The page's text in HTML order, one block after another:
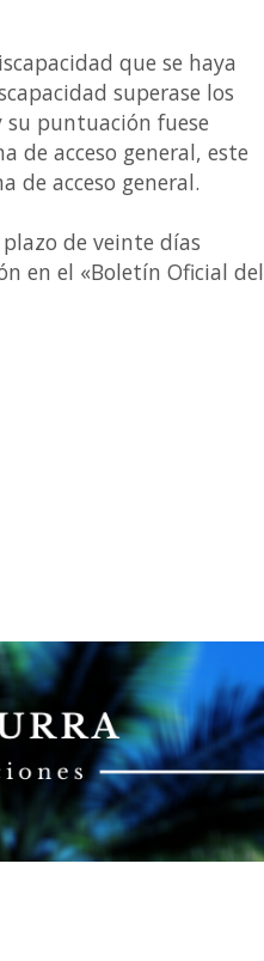
que se haya
superase los
su puntuación fuese
de acceso general, este
de acceso general.
de veinte días
en el «Boletín Oficial del